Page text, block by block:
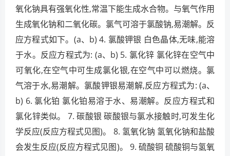
氧化钠具有强氧化性,常温下能生成水合物。与氧气作用
生成氧化钠和二氧化碳。氯气可溶于氯酸钠,易潮解。反
应方程式如下。(a、b) 4. 氯酸钾银 白色晶体,无味,能溶
于水。反应方程式为: (a、b) 5. 氯化锌 氯化锌在空气中
可氧化,在空气中可生成氯化银,在空气中可以燃烧。氯
气溶于水,易潮解。氯酸钾银易潮解,反应方程式为: (a、
b) 6. 氯化铂 氯化铂易溶于水、易潮解。反应方程式和
氯化锌类似。 7. 碳酸银 碳酸银与氯水接触时,可发生化
学反应(反应方程式见图)。 8. 氢氧化钠 氢氧化钠和盐酸
会发生反应(反应方程式见图)。 9. 硫酸铜 硫酸铜与氢氧